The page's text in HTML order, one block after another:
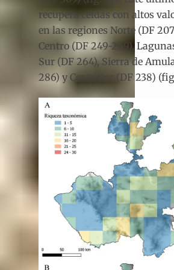
recupera celdas con altos
en las regiones Norte (DF
Centro (DF 249-269),
Sur (DF 264), Sierra de
286) y Costa Sur (DF 238)